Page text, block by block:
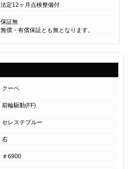
法定12ヶ月点検整備付
保証無
無償・有償保証とも無となります。
クーペ
前輪駆動(FF)
セレステブルー
右
＃6900